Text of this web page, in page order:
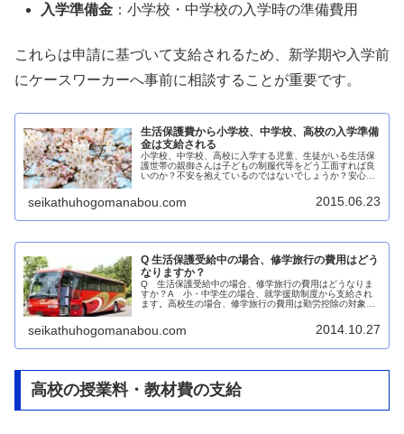
入学準備金 ：小学校・中学校の入学時の準備費用
これらは申請に基づいて支給されるため、新学期や入学前
にケースワーカーへ事前に相談することが重要です。
生活保護費から小学校、中学校、高校の入学準備
金は支給される
小学校、中学校、高校に入学する児童、生徒がいる生活保
護世帯の親御さんは子どもの制服代等をどう工面すれば良
いのか？不安を抱えているのではないでしょうか？安心し
seikathuhogomanabou.com 2015.06.23
Q 生活保護受給中の場合、修学旅行の費用はどう
なりますか？
Q 生活保護受給中の場合、修学旅行の費用はどうなりま
すか？A 小・中学生の場合、就学援助制度から支給され
ます。高校生の場合、修学旅行の費用は勤労控除の対象に
seikathuhogomanabou.com 2014.10.27
高校の授業料・教材費の支給